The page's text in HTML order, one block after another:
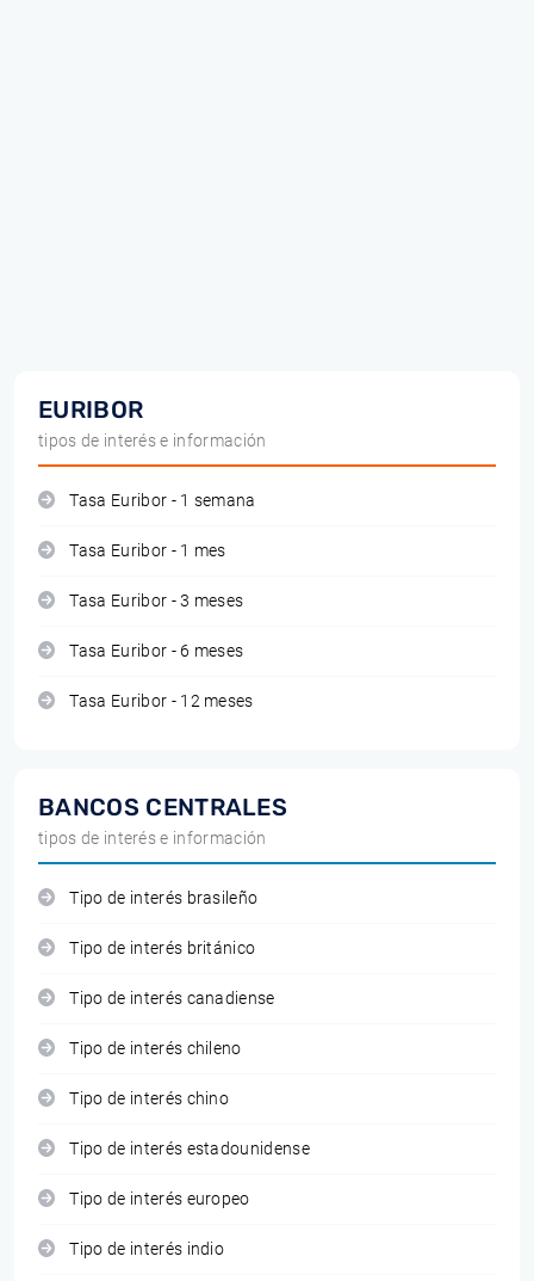
EURIBOR
tipos de interés e información
Tasa Euribor - 1 semana
Tasa Euribor - 1 mes
Tasa Euribor - 3 meses
Tasa Euribor - 6 meses
Tasa Euribor - 12 meses
BANCOS CENTRALES
tipos de interés e información
Tipo de interés brasileño
Tipo de interés británico
Tipo de interés canadiense
Tipo de interés chileno
Tipo de interés chino
Tipo de interés estadounidense
Tipo de interés europeo
Tipo de interés indio